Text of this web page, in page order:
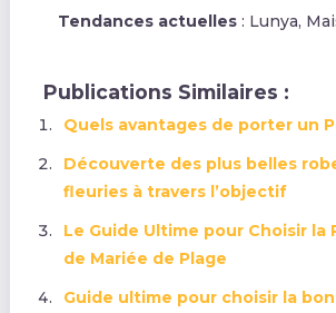
Tendances actuelles: Lunya,
Publications Similaires :
Quels avantages de porter un
Découverte des plus belles
fleuries à travers l’objectif
Le Guide Ultime pour Choisir la
de Mariée de Plage
Guide ultime pour choisir la